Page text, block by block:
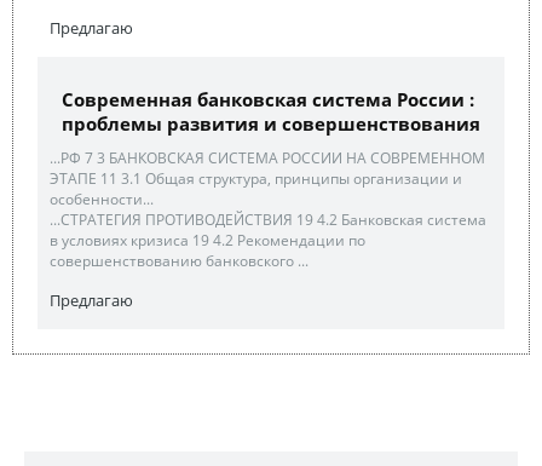
Предлагаю
Современная банковская система России :
проблемы развития и совершенствования
...РФ 7 3 БАНКОВСКАЯ СИСТЕМА РОССИИ НА СОВРЕМЕННОМ
ЭТАПЕ 11 3.1 Общая структура, принципы организации и
особенности...
...СТРАТЕГИЯ ПРОТИВОДЕЙСТВИЯ 19 4.2 Банковская система
в условиях кризиса 19 4.2 Рекомендации по
совершенствованию банковского ...
Предлагаю